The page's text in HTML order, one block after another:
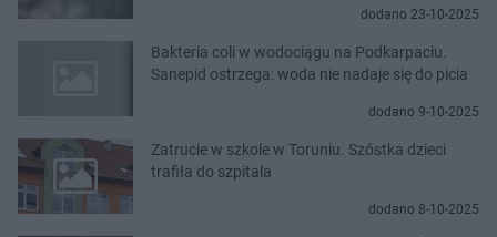
dodano 23-10-2025
Bakteria coli w wodociągu na Podkarpaciu.
Sanepid ostrzega: woda nie nadaje się do picia
dodano 9-10-2025
Zatrucie w szkole w Toruniu. Szóstka dzieci
trafiła do szpitala
dodano 8-10-2025